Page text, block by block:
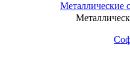
Металлические